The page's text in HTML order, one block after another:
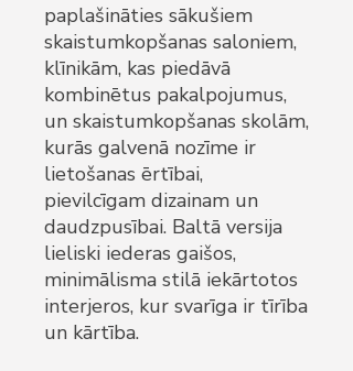
paplašināties sākušiem
skaistumkopšanas saloniem,
klīnikām, kas piedāvā
kombinētus pakalpojumus,
un skaistumkopšanas skolām,
kurās galvenā nozīme ir
lietošanas ērtībai,
pievilcīgam dizainam un
daudzpusībai. Baltā versija
lieliski iederas gaišos,
minimālisma stilā iekārtotos
interjeros, kur svarīga ir tīrība
un kārtība.